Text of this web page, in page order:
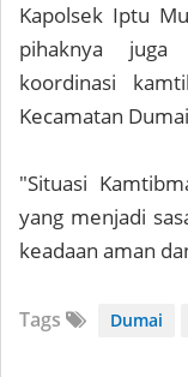
Kapolsek Iptu
pihaknya juga
koordinasi
Kecamatan
"Situasi
yang menjadi
keadaan aman
Tags Dumai